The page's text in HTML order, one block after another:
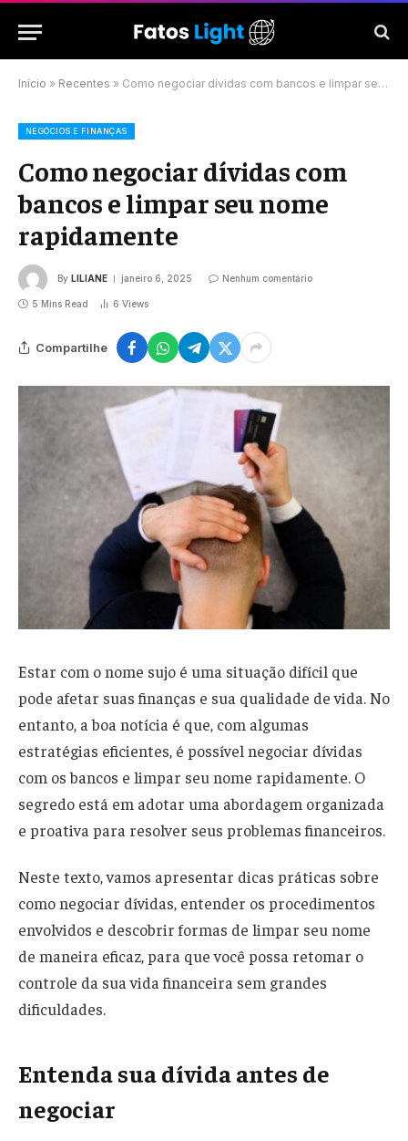
Início » Recentes » Como negociar dívidas com bancos e limpar seu nome rapidamente
NEGÓCIOS E FINANÇAS
Como negociar dívidas com
bancos e limpar seu nome
rapidamente
By LILIANE janeiro 6, 2025 Nenhum comentário
5 Mins Read 6 Views
Compartilhe
Estar com o nome sujo é uma situação difícil que
pode afetar suas finanças e sua qualidade de vida. No
entanto, a boa notícia é que, com algumas
estratégias eficientes, é possível negociar dívidas
com os bancos e limpar seu nome rapidamente. O
segredo está em adotar uma abordagem organizada
e proativa para resolver seus problemas financeiros.
Neste texto, vamos apresentar dicas práticas sobre
como negociar dívidas, entender os procedimentos
envolvidos e descobrir formas de limpar seu nome
de maneira eficaz, para que você possa retomar o
controle da sua vida financeira sem grandes
dificuldades.
Entenda sua dívida antes de
negociar